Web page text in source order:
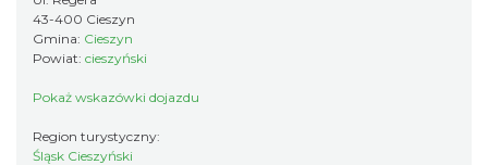
PTTK "Ondraszek"
Cieszyn
0.11 km
43-400 Cieszyn
Gmina: Cieszyn
Powiat: cieszyński
Pokaż wskazówki dojazdu
Region turystyczny:
Śląsk Cieszyński